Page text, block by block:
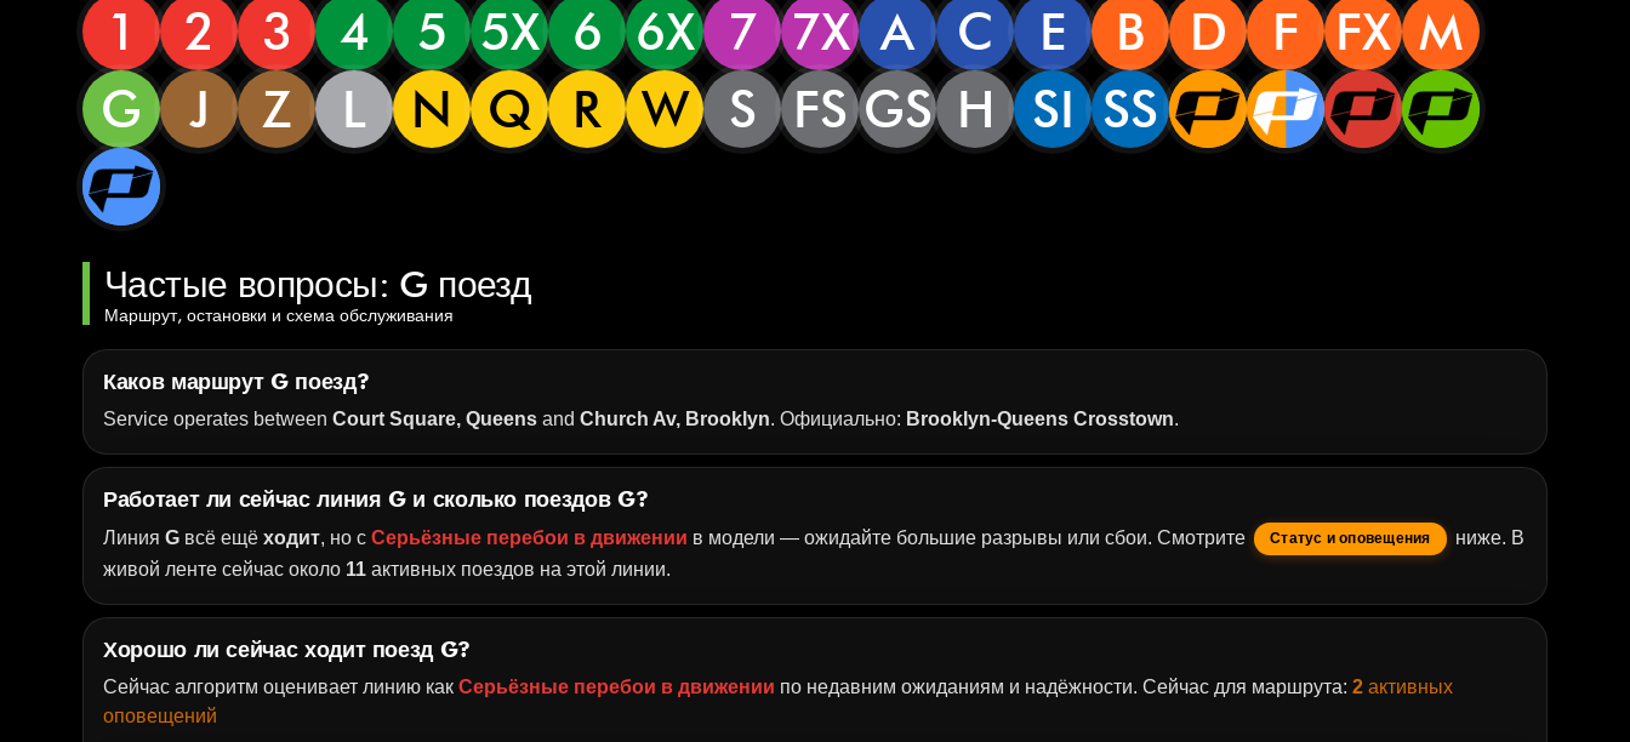
1 2 3 4 5 5X 6 6X 7 7X A C E B D F FX M
G
J Z L N Q R W S FS GS H SI SS
Частые вопросы: G поезд
Маршрут, остановки и схема обслуживания
Каков маршрут G поезд?
Service operates betweenCourt Square, Queens andChurch Av, Brooklyn. Официально: Brooklyn-Queens Crosstown.
Работает ли сейчас линия G и сколько поездов G?
ЛинияG всё ещёходит, но сСерьёзные перебои в движении в модели — ожидайте большие разрывы или сбои. Смотрите Статус и оповещения
ниже. В
живой ленте сейчас около 11 активных поездов на этой линии.
Хорошо ли сейчас ходит поезд G?
Сейчас алгоритм оценивает линию какСерьёзные перебои в движении по недавним ожиданиям и надёжности. Сейчас для маршрута:2 активных
оповещений